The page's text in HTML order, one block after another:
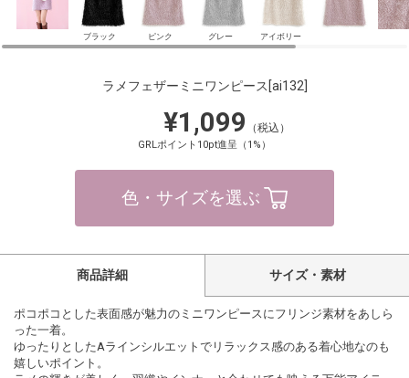
ブラック ピンク グレー アイボリー
ラメフェザーミニワンピース [ai132]
¥1,099 （税込）
GRLポイント10pt進呈（1%）
色・サイズを選ぶ
商品詳細 サイズ・素材
ポコポコとした表面感が魅力のミニワンピースにフリンジ素材をあしら
った一着。
ゆったりとしたAラインシルエットでリラックス感のある着心地なのも
嬉しいポイント。